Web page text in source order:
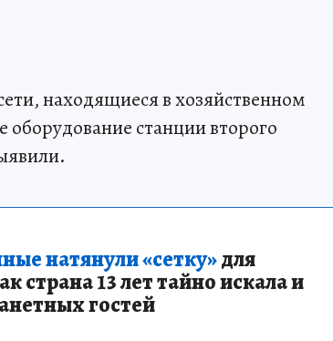
находящиеся в хозяйственном
станции второго
натянули «сетку»для
страна 13 лет тайно искала и
гостей